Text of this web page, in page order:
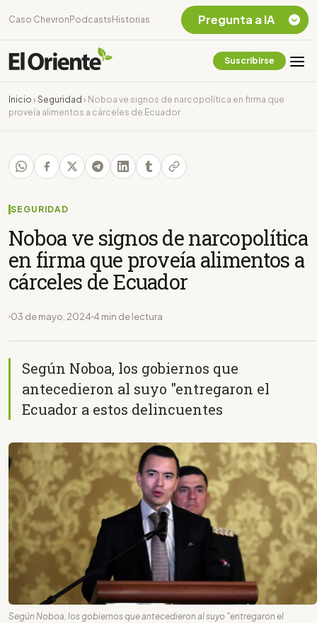
Caso Chevron Podcasts Historias
Suscribirse
Inicio › Seguridad › Noboa ve signos de narcopolítica en firma que
proveía alimentos a cárceles de Ecuador
SEGURIDAD
Noboa ve signos de narcopolítica
en firma que proveía alimentos a
cárceles de Ecuador
03 de mayo, 2024 4 min de lectura
Según Noboa, los gobiernos que
antecedieron al suyo "entregaron el
Ecuador a estos delincuentes
Según Noboa, los gobiernos que antecedieron al suyo "entregaron el
Pregunta a IA
Chevron Ecuador